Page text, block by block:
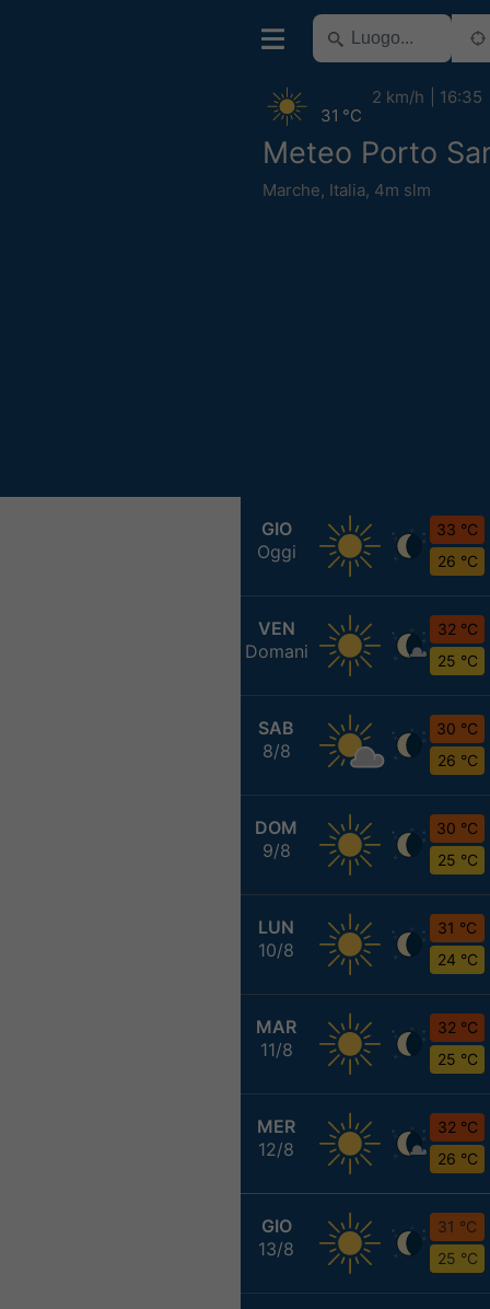
Meteo Porto
Marche, Italia, 4m slm
31 °C
2 km/h 16:35
GIO
Oggi
33 °C
26 °C
VEN
Domani
32 °C
25 °C
SAB
8/8
30 °C
26 °C
DOM
9/8
30 °C
25 °C
LUN
10/8
31 °C
24 °C
MAR
11/8
32 °C
25 °C
MER
12/8
32 °C
26 °C
GIO
13/8
31 °C
25 °C